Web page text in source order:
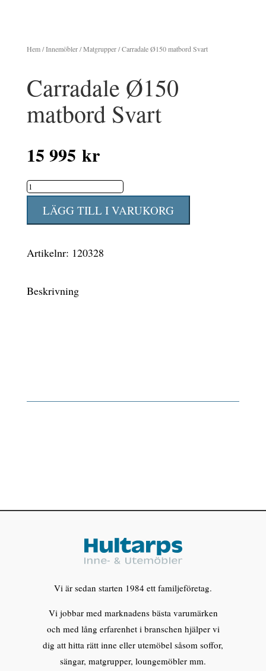
Hem/Innemöbler/Matgrupper/ Carradale Ø150 matbord Svart
Carradale Ø150
matbord Svart
15 995 kr
Carradale
Ø150
matbord
LÄGG TILL I VARUKORG
Artikelnr: 120328
Beskrivning
Vi är sedan starten 1984 ett familjeföretag.
Vi jobbar med marknadens bästa varumärken
och med lång erfarenhet i branschen hjälper vi
dig att hitta rätt inne eller utemöbel såsom soffor,
sängar, matgrupper, loungemöbler mm.